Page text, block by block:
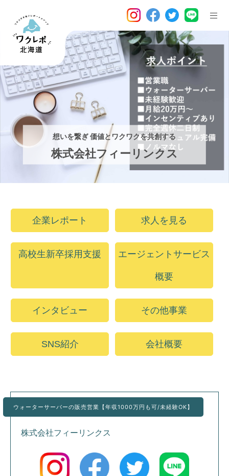
想いを繋ぎ 価値とワクワクを共創する
株式会社フィーリンクス
企業レポート 求人を見る
高校生新卒採用支援 エージェントサービス
概要
インタビュー その他事業
SNS紹介 会社概要
ウォーターサーバーの販売営業【年収1000万円も可/未経験OK】
株式会社フィーリンクス